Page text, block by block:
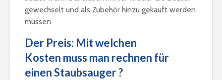
gewechselt und als Zubehör hinzu gekauft werden
müssen.
Der Preis: Mit welchen
Kosten muss man rechnen für
einen Staubsauger ?